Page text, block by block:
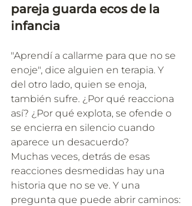
pareja guarda ecos de la
infancia
"Aprendí a callarme para que no se
enoje", dice alguien en terapia. Y
del otro lado, quien se enoja,
también sufre. ¿Por qué reacciona
así? ¿Por qué explota, se ofende o
se encierra en silencio cuando
aparece un desacuerdo?
Muchas veces, detrás de esas
reacciones desmedidas hay una
historia que no se ve. Y una
pregunta que puede abrir caminos: